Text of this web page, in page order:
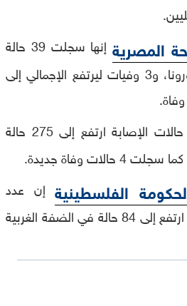
المصرية
إنها سجلت 39 حالة
إصابة جديدة بفيروس كورونا، و3 وفيات ليرتفع الإجمالي إلى
أن عدد حالات الإصابة ارتفع إلى 275 حالة
الفلسطينية إن عدد
المصابين بفيروس كورونا ارتفع إلى 84 حالة في الضفة الغربية